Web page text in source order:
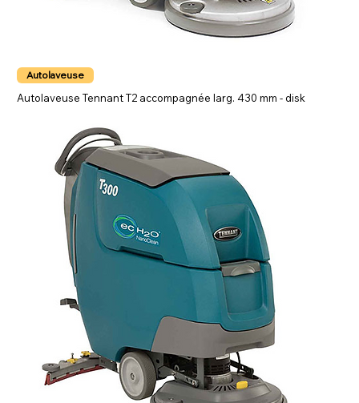
Autolaveuse
Autolaveuse Tennant T2 accompagnée larg. 430 mm - disk